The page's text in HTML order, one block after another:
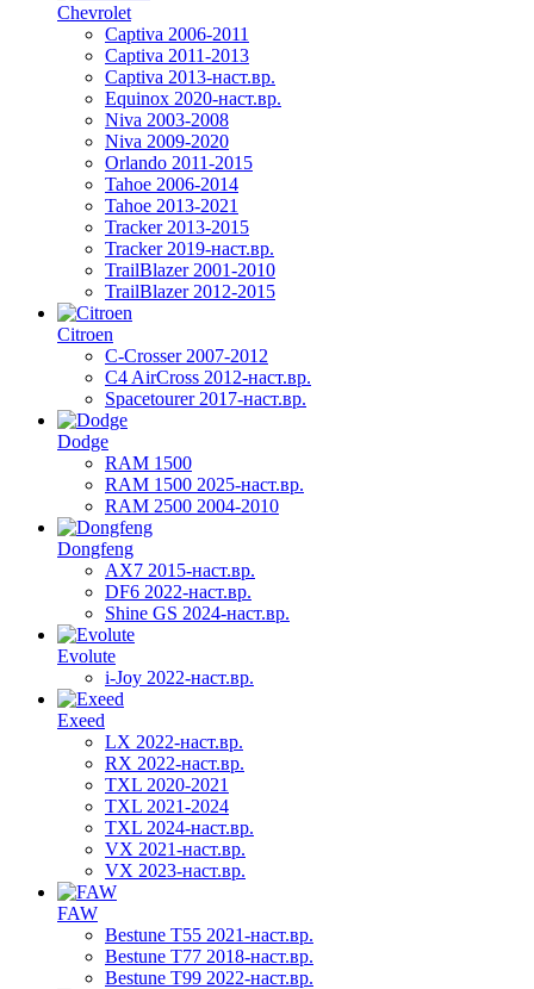
Chevrolet
Captiva 2006-2011
Captiva 2011-2013
Captiva 2013-наст.вр.
Equinox 2020-наст.вр.
Niva 2003-2008
Niva 2009-2020
Orlando 2011-2015
Tahoe 2006-2014
Tahoe 2013-2021
Tracker 2013-2015
Tracker 2019-наст.вр.
TrailBlazer 2001-2010
TrailBlazer 2012-2015
Citroen
C-Crosser 2007-2012
C4 AirCross 2012-наст.вр.
Spacetourer 2017-наст.вр.
Dodge
RAM 1500
RAM 1500 2025-наст.вр.
RAM 2500 2004-2010
Dongfeng
AX7 2015-наст.вр.
DF6 2022-наст.вр.
Shine GS 2024-наст.вр.
Evolute
i-Joy 2022-наст.вр.
Exeed
LX 2022-наст.вр.
RX 2022-наст.вр.
TXL 2020-2021
TXL 2021-2024
TXL 2024-наст.вр.
VX 2021-наст.вр.
VX 2023-наст.вр.
FAW
Bestune T55 2021-наст.вр.
Bestune T77 2018-наст.вр.
Bestune T99 2022-наст.вр.